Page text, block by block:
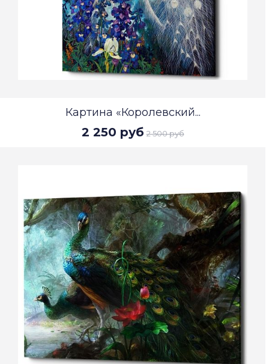
Картина «Королевский...
2 250 руб 2 500 руб